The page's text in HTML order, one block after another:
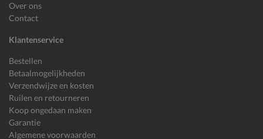
Over ons
Contact
Klantenservice
Bestellen
Betaalmogelijkheden
Verzendwijze en kosten
Ruilen en retourneren
Koop ongedaan maken
Garantie
Algemene voorwaarden